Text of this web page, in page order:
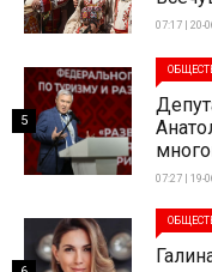
07:17 | 20-
07:27 | 19-
5